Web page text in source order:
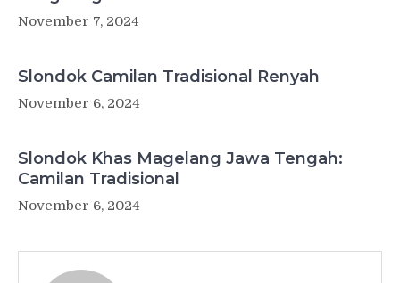
November 7, 2024
Slondok Camilan Tradisional Renyah
November 6, 2024
Slondok Khas Magelang Jawa Tengah:
Camilan Tradisional
November 6, 2024